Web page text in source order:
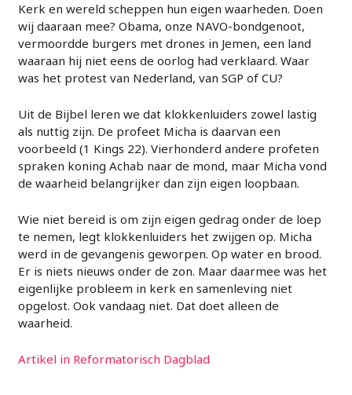
Kerk en wereld scheppen hun eigen waarheden. Doen
wij daaraan mee? Obama, onze NAVO-bondgenoot,
vermoordde burgers met drones in Jemen, een land
waaraan hij niet eens de oorlog had verklaard. Waar
was het protest van Nederland, van SGP of CU?
Uit de Bijbel leren we dat klokkenluiders zowel lastig
als nuttig zijn. De profeet Micha is daarvan een
voorbeeld (1 Kings 22). Vierhonderd andere profeten
spraken koning Achab naar de mond, maar Micha vond
de waarheid belangrijker dan zijn eigen loopbaan.
Wie niet bereid is om zijn eigen gedrag onder de loep
te nemen, legt klokkenluiders het zwijgen op. Micha
werd in de gevangenis geworpen. Op water en brood.
Er is niets nieuws onder de zon. Maar daarmee was het
eigenlijke probleem in kerk en samenleving niet
opgelost. Ook vandaag niet. Dat doet alleen de
waarheid.
Artikel in Reformatorisch Dagblad